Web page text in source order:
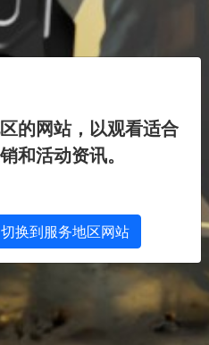
的网站，以观看适合
和活动资讯。
切换到服务地区网站